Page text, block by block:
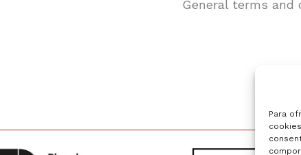
Para
General terms and